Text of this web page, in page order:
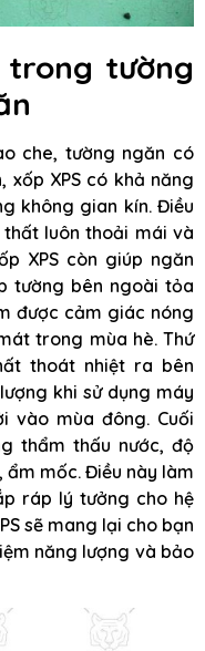
trong tường
che, tường ngăn có
xốp XPS có khả năng
không gian kín. Điều
luôn thoải mái và
XPS còn giúp ngăn
tường bên ngoài tỏa
được cảm giác nóng
trong mùa hè. Thứ
thoát nhiệt ra bên
khi sử dụng máy
vào mùa đông. Cuối
thẩm thấu nước, độ
ẩm mốc. Điều này làm
ráp lý tưởng cho hệ
sẽ mang lại cho bạn
năng lượng và bảo